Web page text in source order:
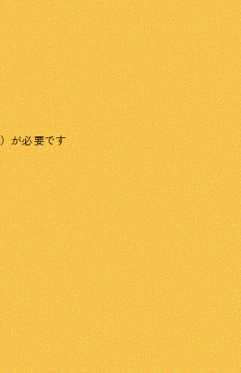
が必要です